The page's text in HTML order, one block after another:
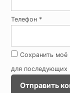
Телефон *
Сохранить моё
для последующих